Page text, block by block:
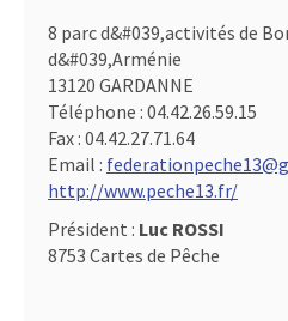
8 parc d&#039,activités de
d&#039,Arménie
13120 GARDANNE
Téléphone : 04.42.26.59.15
Fax : 04.42.27.71.64
Email :
http://www.peche13.fr/
Président : Luc ROSSI
8753 Cartes de Pêche